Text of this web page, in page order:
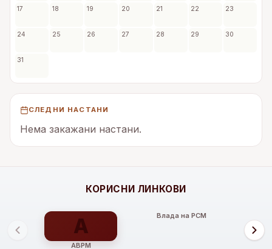
17 18 19 20 21 22 23
24 25 26 27 28 29 30
31
СЛЕДНИ НАСТАНИ
Нема закажани настани.
КОРИСНИ ЛИНКОВИ
А
АВРМ
Влада на РСМ